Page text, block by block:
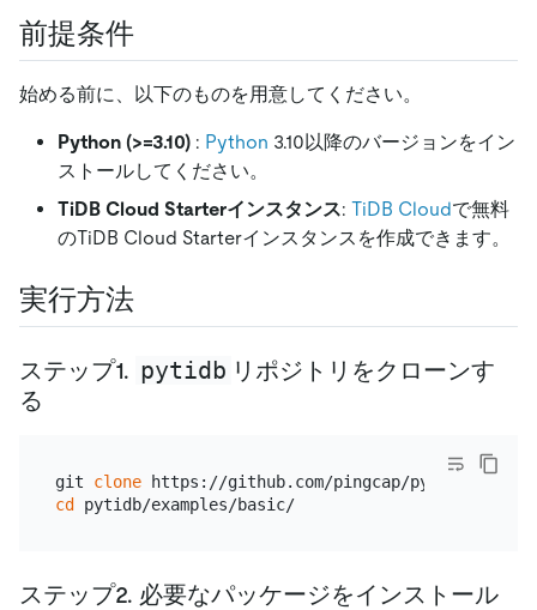
前提条件
始める前に、以下のものを用意してください。
Python (>=3.10) : Python 3.10以降のバージョンをイン
ストールしてください。
TiDB Cloud Starterインスタンス: TiDB Cloudで無料
のTiDB Cloud Starterインスタンスを作成できます。
実行方法
ステップ1. pytidb リポジトリをクローンす
る
git clone
cd
pytidb/examples/basic/
ステップ2. 必要なパッケージをインストール